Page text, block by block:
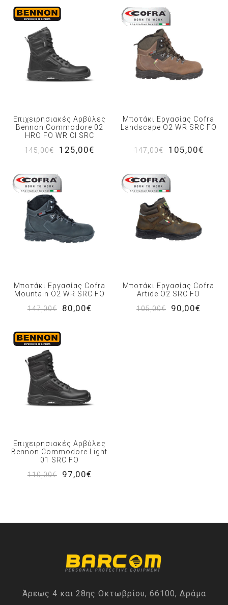
Επιχειρησιακές Αρβύλες
Bennon Commodore 02
HRO FO WR CI SRC
145,00€
125,00€
Μποτάκι Εργασίας Cofra
Landscape O2 WR SRC FO
147,00€ 105,00€
Μποτάκι Εργασίας Cofra
Mountain O2 WR SRC FO
147,00€
80,00€
Μποτάκι Εργασίας Cofra
Artide O2 SRC FO
105,00€
90,00€
Επιχειρησιακές Αρβύλες
Bennon Commodore Light
01 SRC FO
110,00€
97,00€
Άρεως 4 και 28ης Οκτωβρίου, 66100, Δράμα